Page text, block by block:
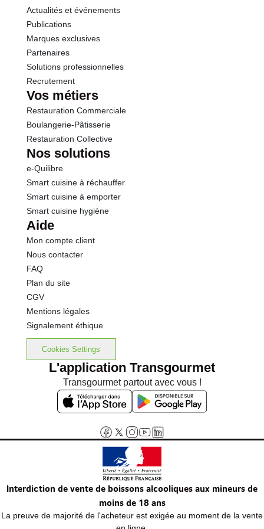
Conformément aux informations transmises
par le(s) fournisseur(s) de Transgourmet
Opérations
Sel
Actualités et événements
Publications
Marques exclusives
Partenaires
Solutions professionnelles
Recrutement
Vos métiers
Restauration Commerciale
Boulangerie-Pâtisserie
Restauration Collective
Nos solutions
e-Quilibre
Smart cuisine à réchauffer
Smart cuisine à emporter
Smart cuisine hygiène
Aide
Mon compte client
Nous contacter
FAQ
Plan du site
CGV
Mentions légales
Signalement éthique
Cookies Settings
L'application Transgourmet
Transgourmet partout avec vous !
Interdiction de vente de boissons alcooliques aux mineurs de
moins de 18 ans
La preuve de majorité de l'acheteur est exigée au moment de la vente